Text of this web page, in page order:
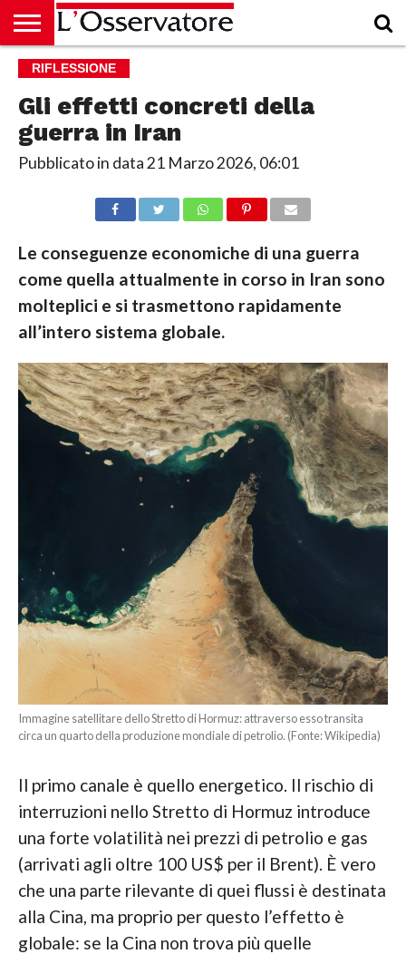
HOME
CULTURA
ECONOMIA
RUBRICHE
ARCHIVIO
PODCAST
ABBONAMENTO
CHI
ACCEDI
RIFLESSIONE
Gli effetti concreti della
guerra in Iran
Pubblicato in data21 Marzo 2026, 06:01
Le conseguenze economiche di una guerra
come quella attualmente in corso in Iran sono
molteplici e si trasmettono rapidamente
all’intero sistema globale.
Immagine satellitare dello Stretto di Hormuz: attraverso esso transita
circa un quarto della produzione mondiale di petrolio. (Fonte: Wikipedia)
Il primo canale è quello energetico. Il rischio di
interruzioni nello Stretto di Hormuz introduce
una forte volatilità nei prezzi di petrolio e gas
(arrivati agli oltre 100 US$ per il Brent). È vero
che una parte rilevante di quei flussi è destinata
alla Cina, ma proprio per questo l’effetto è
globale: se la Cina non trova più quelle